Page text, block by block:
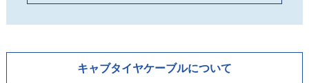
キャブタイヤケーブルについて